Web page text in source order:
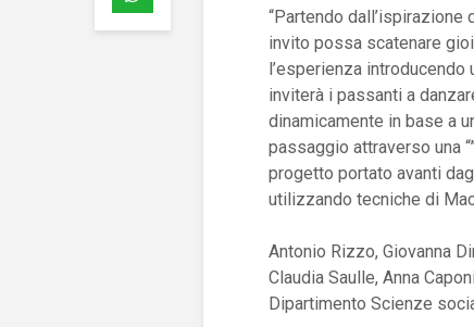
“Partendo dall’ispirazione
invito possa scatenare
l’esperienza
inviterà i passanti a
dinamicamente in base a
passaggio attraverso una
progetto portato avanti
utilizzando tecniche di
Antonio Rizzo, Giovanna
Claudia Saulle, Anna
Dipartimento Scienze